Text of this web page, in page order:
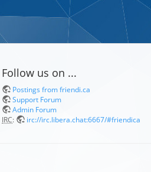
Follow us on ...
Postings from friendi.ca
Support Forum
Admin Forum
IRC: irc://irc.libera.chat:6667/#friendica